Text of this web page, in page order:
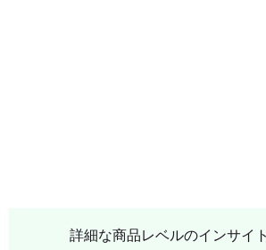
詳細な商品レベルのインサイ